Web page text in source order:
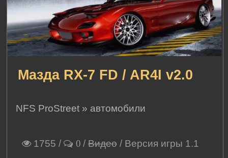
Мазда RX-7 FD / AR4I v2.0
NFS ProStreet » автомобили
1755 / 0 /Видео/ Версия игры 1.1